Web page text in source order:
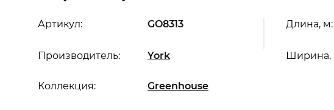
Артикул: GO8313
Производитель: York
Коллекция: Greenhouse
Длина, м:
Ширина,